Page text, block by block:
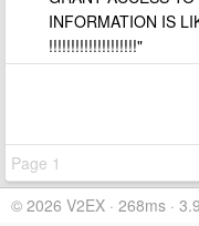
INFORMATION IS
!!!!!!!!!!!!!!!!!!!!"
Page 1
© 2026 V2EX · 268ms ·